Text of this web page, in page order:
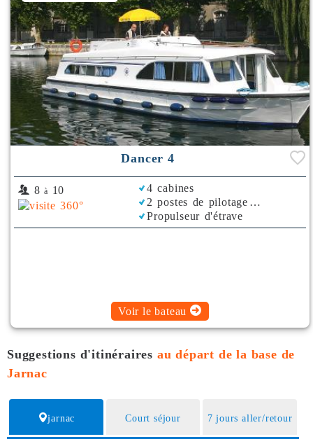
Dancer 4
8 à 10
4 cabines
2 postes de pilotage
Propulseur d'étrave
Voir le bateau
Suggestions d'itinéraires au départ de la base de
Jarnac
jarnac Court séjour 7 jours aller/retour